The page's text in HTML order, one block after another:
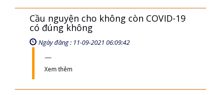
Cầu nguyện cho không còn COVID-19
có đúng không
Ngày đăng : 11-09-2021 06:09:42
Xem thêm